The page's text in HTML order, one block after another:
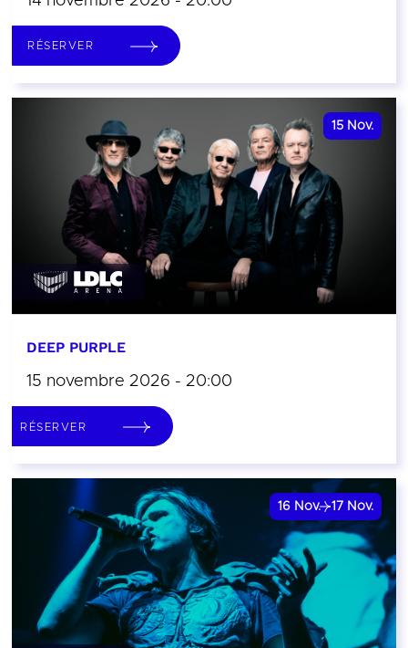
RÉSERVER
15 Nov.
DEEP PURPLE
15 novembre 2026 - 20:00
RÉSERVER
16 Nov. 17 Nov.